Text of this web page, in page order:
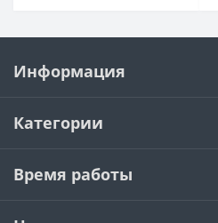
Информация
Категории
Время работы